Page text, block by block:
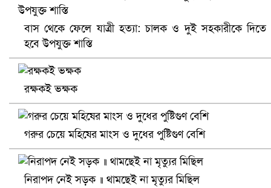
প্রোটিয়াদের হারিয়ে বিশ্বকাপের শিরোপা ঘরে তুলল ভারত
বাস থেকে ফেলে যাত্রী হত্যা: চালক ও দুই সহকারীকে দিতে
হবে উপযুক্ত শাস্তি
রক্ষকই ভক্ষক
গরুর চেয়ে মহিষের মাংস ও দুধের পুষ্টিগুণ বেশি
নিরাপদ নেই সড়ক ॥ থামছেই না মৃত্যুর মিছিল